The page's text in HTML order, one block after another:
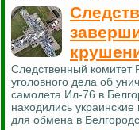
Следственный комитет
уголовного дела об
самолета Ил-76 в
находились
для обмена в